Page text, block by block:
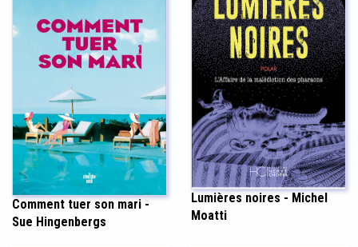
Comment tuer son mari -
Sue Hingenbergs
Lumières noires - Michel
Moatti